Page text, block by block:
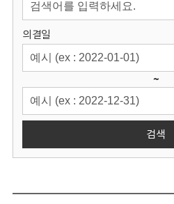
의결일
~
검색